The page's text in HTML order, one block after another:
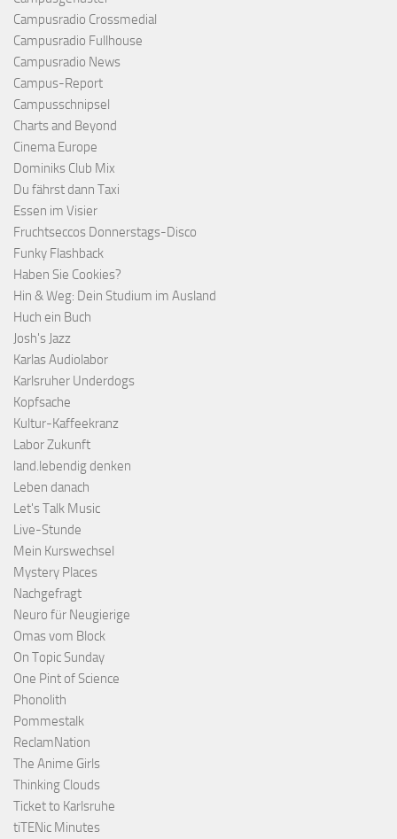
Campusradio Crossmedial
Campusradio Fullhouse
Campusradio News
Campus-Report
Campusschnipsel
Charts and Beyond
Cinema Europe
Dominiks Club Mix
Du fährst dann Taxi
Essen im Visier
Fruchtseccos Donnerstags-Disco
Funky Flashback
Haben Sie Cookies?
Hin & Weg: Dein Studium im Ausland
Huch ein Buch
Josh's Jazz
Karlas Audiolabor
Karlsruher Underdogs
Kopfsache
Kultur-Kaffeekranz
Labor Zukunft
land.lebendig denken
Leben danach
Let's Talk Music
Live-Stunde
Mein Kurswechsel
Mystery Places
Nachgefragt
Neuro für Neugierige
Omas vom Block
On Topic Sunday
One Pint of Science
Phonolith
Pommestalk
ReclamNation
The Anime Girls
Thinking Clouds
Ticket to Karlsruhe
tiTENic Minutes